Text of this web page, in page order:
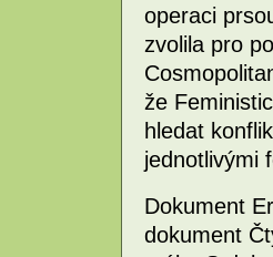
operaci
zvolila pro
že
hledat
jednotlivými
Dokument
dokument